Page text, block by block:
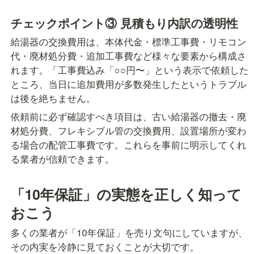
チェックポイント③ 見積もり内訳の透明性
給湯器の交換費用は、本体代金・標準工事費・リモコン
代・廃材処分費・追加工事費など様々な要素から構成さ
れます。「工事費込み「○○円〜」という表示で依頼した
ところ、当日に追加費用が多数発生したというトラブル
は後を絶ちません。
依頼前に必ず確認すべき項目は、古い給湯器の撤去・廃
材処分費、フレキシブル管の交換費用、設置場所が変わ
る場合の配管工事費です。これらを事前に明示してくれ
る業者が信頼できます。
「10年保証」の実態を正しく知って
おこう
多くの業者が「10年保証」を売り文句にしていますが、
その内実を冷静に見ておくことが大切です。